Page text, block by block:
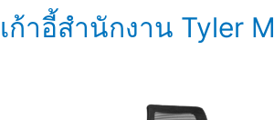
เก้าอี้สำนักงาน Tyler M